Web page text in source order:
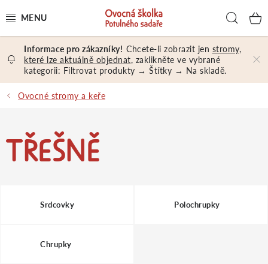
na
OVOCNÉ STROMY A KEŘE
NÁŘADÍ A MATERIÁL
PORADENSTVÍ
PRODEJNA
Jak nakupovat
Chcete-li zobrazit jen stromy,
které lze aktuálně objednat, zaklikněte ve vybrané
kategorii: Filtrovat produkty → Štítky → Na skladě.
Ovocné stromy a keře
TŘEŠNĚ
Srdcovky Polochrupky
Chrupky